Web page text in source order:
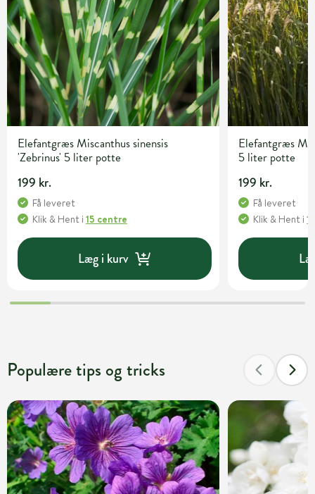
Elefantgræs Miscanthus sinensis
'Zebrinus' 5 liter potte
199 kr.
Få leveret
Klik & Hent i 15 centre
Læg i kurv
Elefantgræs
5 liter potte
199 kr.
Få leveret
Klik & Hent i
Populære tips og tricks